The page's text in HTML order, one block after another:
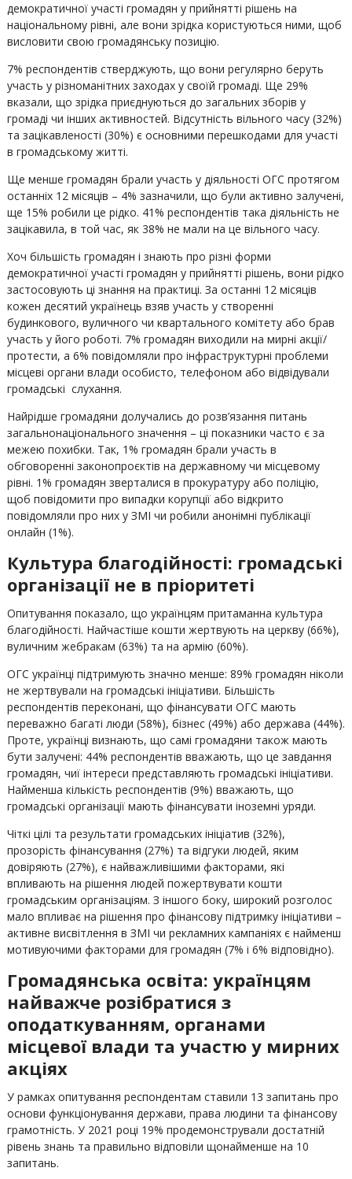
демократичної участі громадян у прийнятті рішень на
національному рівні, але вони зрідка користуються ними, щоб
висловити свою громадянську позицію.
7% респондентів стверджують, що вони регулярно беруть
участь у різноманітних заходах у своїй громаді. Ще 29%
вказали, що зрідка приєднуються до загальних зборів у
громаді чи інших активностей. Відсутність вільного часу (32%)
та зацікавленості (30%) є основними перешкодами для участі
в громадському житті.
Ще менше громадян брали участь у діяльності ОГС протягом
останніх 12 місяців – 4% зазначили, що були активно залучені,
ще 15% робили це рідко. 41% респондентів така діяльність не
зацікавила, в той час, як 38% не мали на це вільного часу.
Хоч більшість громадян і знають про різні форми
демократичної участі громадян у прийнятті рішень, вони рідко
застосовують ці знання на практиці. За останні 12 місяців
кожен десятий українець взяв участь у створенні
будинкового, вуличного чи квартального комітету або брав
участь у його роботі. 7% громадян виходили на мирні акції/
протести, а 6% повідомляли про інфраструктурні проблеми
місцеві органи влади особисто, телефоном або відвідували
громадські слухання.
Найрідше громадяни долучались до розв’язання питань
загальнонаціонального значення – ці показники часто є за
межею похибки. Так, 1% громадян брали участь в
обговоренні законопроєктів на державному чи місцевому
рівні. 1% громадян зверталися в прокуратуру або поліцію,
щоб повідомити про випадки корупції aбо відкрито
повідомляли про них у ЗМІ чи робили анонімні публікації
онлайн (1%).
Культура благодійності: громадські
організації не в пріоритеті
Опитування показало, що українцям притаманна культура
благодійності. Найчастіше кошти жертвують на церкву (66%),
вуличним жебракам (63%) та на армію (60%).
ОГС українці підтримують значно менше: 89% громадян ніколи
не жертвували на громадські ініціативи. Більшість
респондентів переконані, що фінансувати ОГС мають
переважно багаті люди (58%), бізнес (49%) або держава (44%).
Проте, українці визнають, що самі громадяни також мають
бути залучені: 44% респондентів вважають, що це завдання
громадян, чиї інтереси представляють громадські ініціативи.
Найменша кількість респондентів (9%) вважають, що
громадські організації мають фінансувати іноземні уряди.
Чіткі цілі та результати громадських ініціатив (32%),
прозорість фінансування (27%) та відгуки людей, яким
довіряють (27%), є найважливішими факторами, які
впливають на рішення людей пожертвувати кошти
громадським організаціям. З іншого боку, широкий розголос
мало впливає на рішення про фінансову підтримку ініціативи –
активне висвітлення в ЗМІ чи рекламних кампаніях є найменш
мотивуючими факторами для громадян (7% і 6% відповідно).
Громадянська освіта: українцям
найважче розібратися з
оподаткуванням, органами
місцевої влади та участю у мирних
акціях
У рамках опитування респондентам ставили 13 запитань про
основи функціонування держави, права людини та фінансову
грамотність. У 2021 році 19% продемонстрували достатній
рівень знань та правильно відповіли щонайменше на 10
запитань.